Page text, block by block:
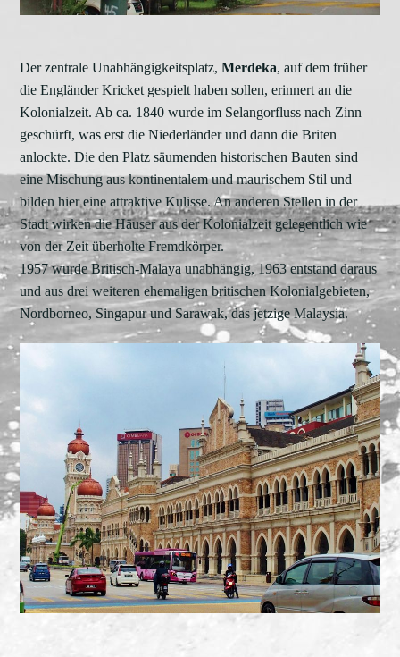
Der zentrale Unabhängigkeitsplatz,Merdeka, auf dem früher
die Engländer Kricket gespielt haben sollen, erinnert an die
Kolonialzeit. Ab ca. 1840 wurde im Selangorfluss nach Zinn
geschürft, was erst die Niederländer und dann die Briten
anlockte. Die den Platz säumenden historischen Bauten sind
eine Mischung aus kontinentalem und maurischem Stil und
bilden hier eine attraktive Kulisse. An anderen Stellen in der
Stadt wirken die Häuser aus der Kolonialzeit gelegentlich wie
von der Zeit überholte Fremdkörper.
1957 wurde Britisch-Malaya unabhängig, 1963 entstand daraus
und aus drei weiteren ehemaligen britischen Kolonialgebieten,
Nordborneo, Singapur und Sarawak, das jetzige Malaysia.